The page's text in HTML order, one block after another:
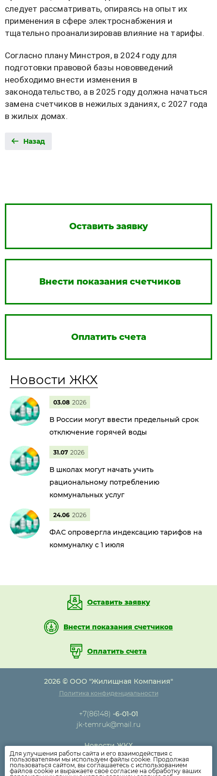
следует рассматривать, опираясь на опыт их
применения в сфере электроснабжения и
тщательно проанализировав влияние на тарифы.
Согласно плану Минстроя, в 2024 году для
подготовки правовой базы нововведений
необходимо внести изменения в
законодательство, а в 2025 году должна начаться
замена счетчиков в нежилых зданиях, с 2027 года
в жилых домах.
Назад
Оставить заявку
Внести показания счетчиков
Оплатить счета
Новости ЖКХ
03.08 2026
В России могут ввести предельный срок
отключение горячей воды
31.07 2026
В школах могут начать учить
рациональному потреблению
коммунальных услуг
24.06 2026
ФАС опровергла индексацию тарифов на
коммуналку с 1 июля
Оставить заявку
Внести показания счетчиков
Оплатить счета
2026 © ООО "Жилищная Компания"
Политика конфиденциальности
+7(86148) -6-01-01
jk-temruk@mail.ru
Новости ЖКХ
Новости компании
Как оплатить
Для улучшения работы сайта и его взаимодействия с
пользователями мы используем файлы cookie. Продолжая
пользоваться сайтом, вы соглашаетесь с использованием
файлов cookie и выражаете своё согласие на обработку ваших